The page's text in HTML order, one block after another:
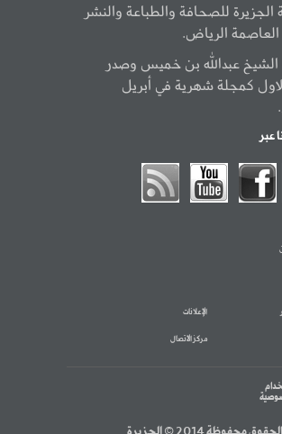
للصحافة والطباعة والنشر
العاصمة الرياض.
عبدالله بن خميس وصدر
كمجلة شهرية في أبريل
عبر
الإعلانات
مركز الاتصال